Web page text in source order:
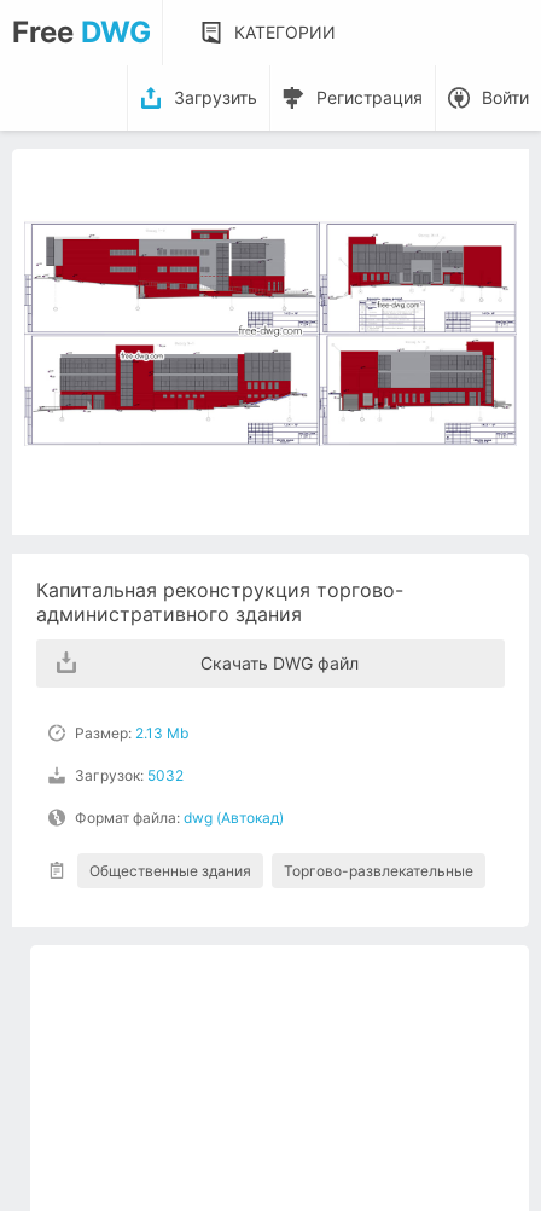
Free DWG КАТЕГОРИИ
Загрузить Регистрация Войти
Капитальная реконструкция торгово-
административного здания
Скачать DWG файл
Размер: 2.13 Mb
Загрузок: 5032
Формат файла: dwg (Автокад)
Общественные здания Торгово-развлекательные